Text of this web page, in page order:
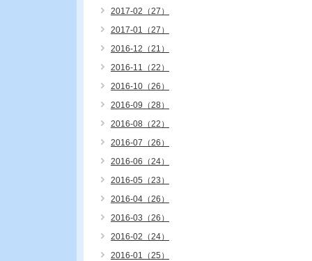
2017-02（27）
2017-01（27）
2016-12（21）
2016-11（22）
2016-10（26）
2016-09（28）
2016-08（22）
2016-07（26）
2016-06（24）
2016-05（23）
2016-04（26）
2016-03（26）
2016-02（24）
2016-01（25）